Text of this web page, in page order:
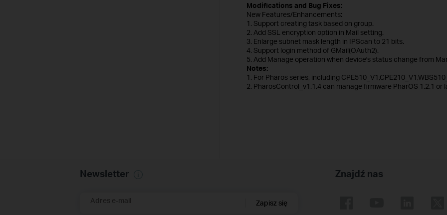
Modifications and Bug Fixes:
New Features/Enhancements:
1. Support creating task based on group.
2. Add SSL encryption option in Mail setting.
3. Enlarge subnet mask length in IPScan to 21 bits.
4. Support login method of GMail(OAuth2).
5. Add Manage operation when device's status change from
Notes:
1. For Pharos series, including
2. PharosControl_v1.1.4 can manage firmware PharOS 1.2.1 or
Newsletter
Adres e-mail Zapisz się
Znajdź nas